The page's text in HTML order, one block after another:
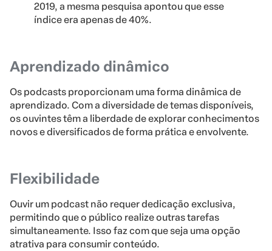
2019, a mesma pesquisa apontou que esse
índice era apenas de 40%.
Aprendizado dinâmico
Os podcasts proporcionam uma forma dinâmica de
aprendizado. Com a diversidade de temas disponíveis,
os ouvintes têm a liberdade de explorar conhecimentos
novos e diversificados de forma prática e envolvente.
Flexibilidade
Ouvir um podcast não requer dedicação exclusiva,
permitindo que o público realize outras tarefas
simultaneamente. Isso faz com que seja uma opção
atrativa para consumir conteúdo.